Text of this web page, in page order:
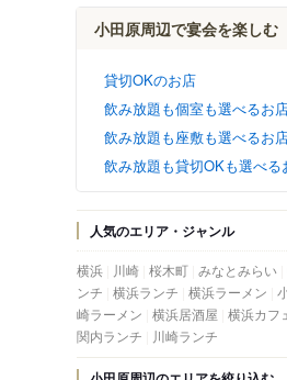
小田原周辺で宴会を楽しむ
貸切OKのお店
飲み放題も個室も選べるお
飲み放題も座敷も選べるお
飲み放題も貸切OKも選べる
人気のエリア・ジャンル
横浜 川崎 桜木町 みなとみらい
ンチ 横浜ランチ 横浜ラーメン
崎ラーメン 横浜居酒屋 横浜カフ
関内ランチ
川崎ランチ